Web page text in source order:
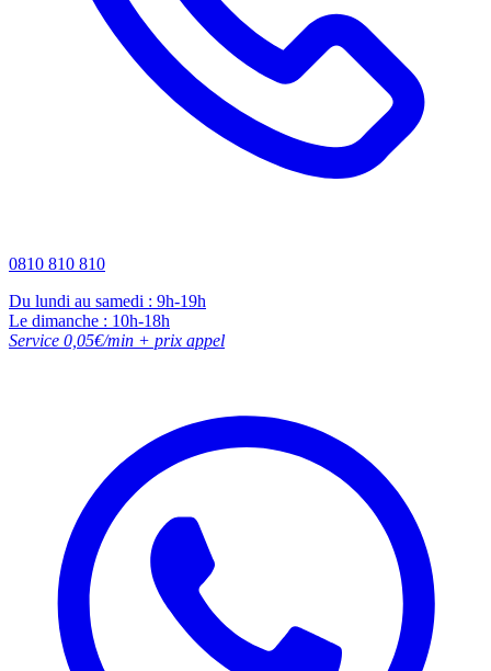
0810 810 810
Du lundi au samedi : 9h-19h
Le dimanche : 10h-18h
Service 0,05€/min + prix appel